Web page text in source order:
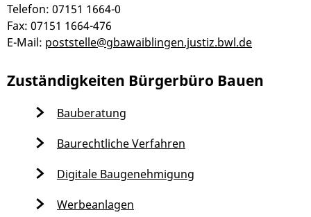
Telefon: 07151 1664-0
Fax: 07151 1664-476
E-Mail: poststelle@gbawaiblingen.justiz.bwl.de
Zuständigkeiten Bürgerbüro Bauen
Bauberatung
Baurechtliche Verfahren
Digitale Baugenehmigung
Werbeanlagen